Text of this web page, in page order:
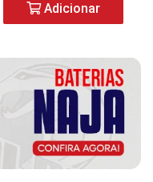
Adicionar